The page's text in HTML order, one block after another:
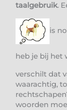
taalgebruik.
is
heb je bij het
verschilt dat
waarachtig,
woorden